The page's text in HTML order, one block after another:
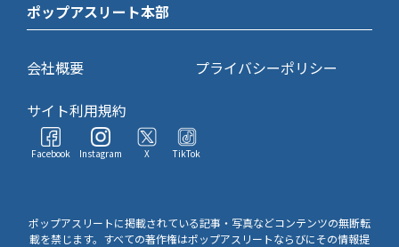
ポップアスリート本部
会社概要
プライバシーポリシー
サイト利用規約
Facebook Instagram X TikTok
ポップアスリートに掲載されている記事・写真などコンテンツの無断転
載を禁じます。すべての著作権はポップアスリートならびにその情報提